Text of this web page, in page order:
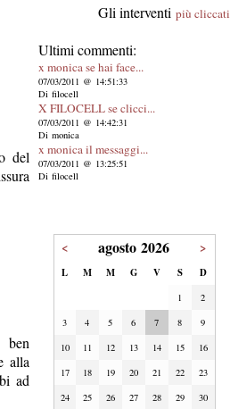
del
ben
alla
ad
Gli interventi più cliccati
Ultimi commenti:
x monica se hai face...
07/03/2011 @ 14:51:33
Di filocell
X FILOCELL se clicci...
07/03/2011 @ 14:42:31
Di monica
x monica il messaggi...
07/03/2011 @ 13:25:51
Di filocell
< agosto 2026 >
L M M G V S D
1
2
3
4 5 6 7 8
9
10
11 12 13 14 15
16
17
18 19 20 21 22
23
24
25 26 27 28 29
30